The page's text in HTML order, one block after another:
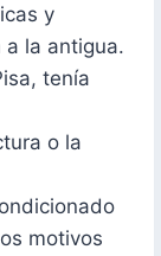
y
a la antigua.
tenía
o la
motivos